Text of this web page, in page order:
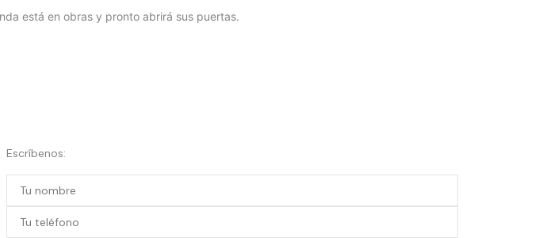
está en obras y pronto abrirá sus puertas.
Escríbenos: